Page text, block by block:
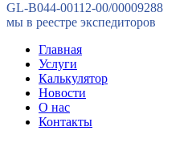
GL-B044-00112-00/00009288
мы в реестре экспедиторов
Главная
Услуги
Калькулятор
Новости
О нас
Контакты